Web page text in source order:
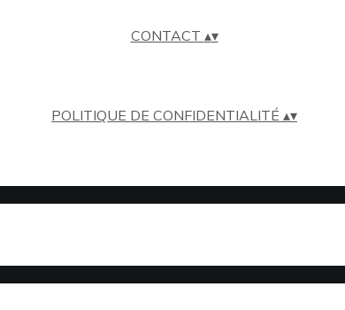
CONTACT ▴▾
POLITIQUE DE CONFIDENTIALITÉ ▴▾